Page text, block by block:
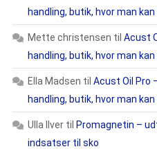
handling, butik, hvor man kan
Mette christensen til Acust
handling, butik, hvor man kan
Ella Madsen til Acust Oil Pro
handling, butik, hvor man kan
Ulla Ilvertil Promagnetin –
indsatser til sko